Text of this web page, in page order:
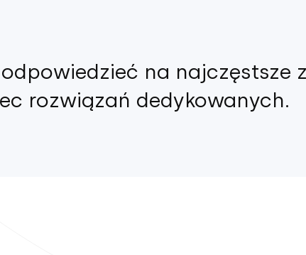
na najczęstsze
rozwiązań dedykowanych.